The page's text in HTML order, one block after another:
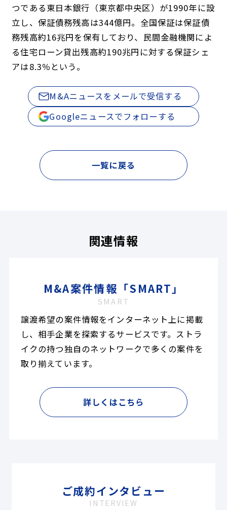
つである東日本銀行（東京都中央区）が1990年に設
立し、保証債務残高は344億円。全国保証は保証債
務残高約16兆円を保有しており、民間金融機関によ
る住宅ローン貸出残高約190兆円に対する保証シェ
アは8.3％という。
M&Aニュースをメールで受信する
Googleニュースでフォローする
一覧に戻る
関連情報
M&A案件情報「SMART」
SMART
譲渡希望の案件情報をインターネット上に掲載
し、相手企業を探索するサービスです。ストラ
イクの持つ独自のネットワークで多くの案件を
取り揃えています。
詳しくはこちら
ご成約インタビュー
INTERVIEW